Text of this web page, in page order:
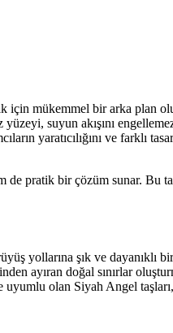
mükemmel bir arka plan
suyun akışını
yaratıcılığını ve farklı
pratik bir çözüm sunar. Bu
yollarına şık ve
ayıran doğal sınırlar
uyumlu olan Siyah Angel